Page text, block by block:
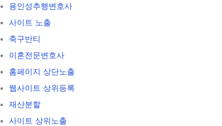
용인성추행변호사
사이트 노출
축구반티
이혼전문변호사
홈페이지 상단노출
웹사이트 상위등록
재산분할
사이트 상위노출